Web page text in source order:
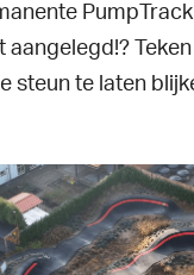
aangelegd!?
steun te laten